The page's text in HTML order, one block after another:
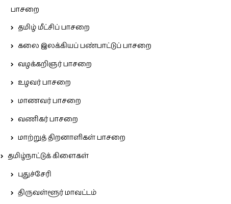
பாசறை
தமிழ் மீட்சிப் பாசறை
கலை இலக்கியப் பண்பாட்டுப் பாசறை
வழக்கறிஞர் பாசறை
உழவர் பாசறை
மாணவர் பாசறை
வணிகர் பாசறை
மாற்றுத் திறனாளிகள் பாசறை
தமிழ்நாட்டுக் கிளைகள்
புதுச்சேரி
திருவள்ளூர் மாவட்டம்